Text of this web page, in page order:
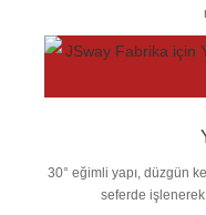
30° eğimli yapı, düzgün
seferde